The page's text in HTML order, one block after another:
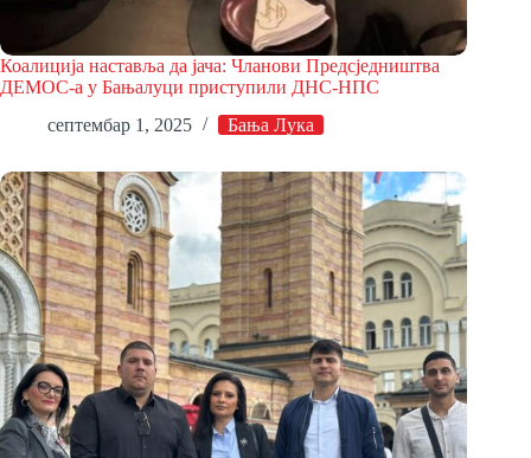
Коалиција наставља да јача: Чланови Предсједништва
ДЕМОС-а у Бањалуци приступили ДНС-НПС
септембар 1, 2025
Бања Лука